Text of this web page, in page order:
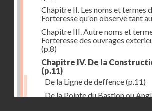
Chapitre II. Les noms et termes
Forteresse qu'on observe tant
Chapitre III. Autre noms et
Forteresse des ouvrages
(p.8)
Chapitre IV. De la
(p.11)
De la Ligne de deffence(p.11)
De la Pointe du Bastion ou